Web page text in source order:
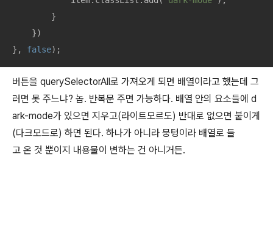
        }
    })
}, false);
버튼을 querySelectorAll로 가져오게 되면 배열이라고 했는데 그
러면 못 주느냐? 놉. 반복문 주면 가능하다. 배열 안의 요소들에 d
ark-mode가 있으면 지우고(라이트모르도) 반대로 없으면 붙이게
(다크모드로) 하면 된다. 하나가 아니라 뭉텅이라 배열로 들
고 온 것 뿐이지 내용물이 변하는 건 아니거든.